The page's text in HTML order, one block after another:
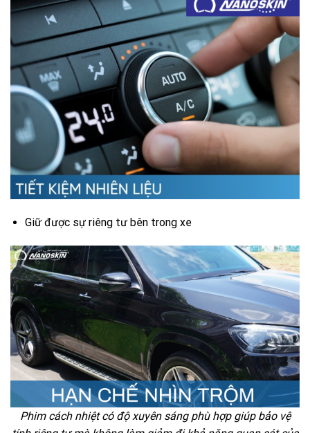
Giữ được sự riêng tư bên trong xe
Phim cách nhiệt có độ xuyên sáng phù hợp giúp bảo vệ